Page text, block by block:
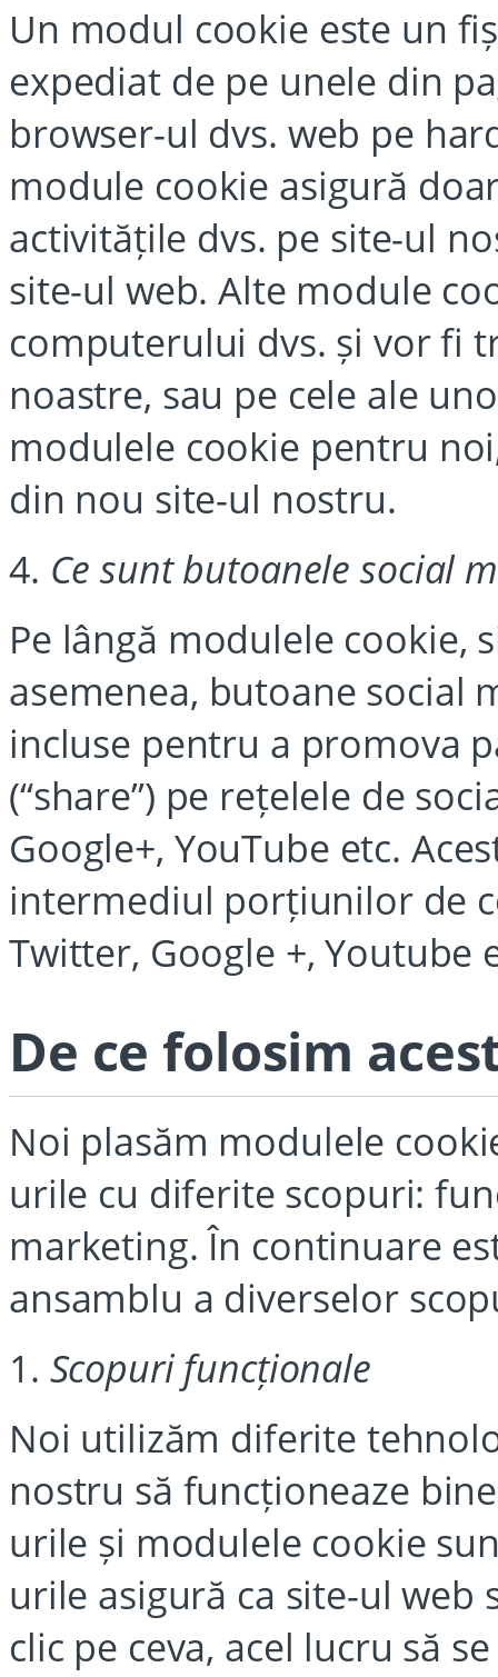
Un modul cookie este un
expediat de pe unele din
browser-ul dvs. web pe
module cookie asigură
activitățile dvs. pe site-ul
site-ul web. Alte module
computerului dvs. și vor fi
noastre, sau pe cele ale
modulele cookie pentru
din nou site-ul nostru.
4. Ce sunt butoanele social
Pe lângă modulele cookie,
asemenea, butoane social
incluse pentru a promova
(“share”) pe rețelele de
Google+, YouTube etc.
intermediul porțiunilor de
Twitter, Google +, Youtube
De ce folosim
Noi plasăm modulele
urile cu diferite scopuri:
marketing. În continuare
ansamblu a diverselor
1. Scopuri funcționale
Noi utilizăm diferite
nostru să funcționeaze
urile și modulele cookie
urile asigură ca site-ul web
clic pe ceva, acel lucru să